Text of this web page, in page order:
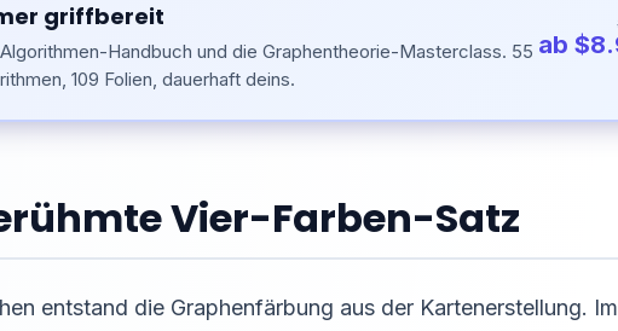
griffbereit
Handbuch und die Graphentheorie-Masterclass. 55
109 Folien, dauerhaft deins.
ab
Vier-Farben-Satz
entstand die Graphenfärbung aus der Kartenerstellung.